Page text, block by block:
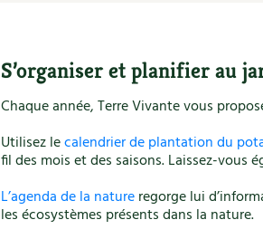
S’organiser et planifier au
Chaque année, Terre Vivante vous
Utilisez lecalendrier de plantation du
fil des mois et des saisons. Laissez-vous
L’agenda de la natureregorge lui
les écosystèmes présents dans la nature.